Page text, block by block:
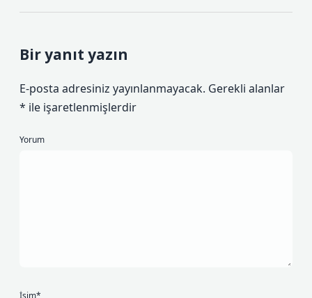
Bir yanıt yazın
E-posta adresiniz yayınlanmayacak. Gerekli alanlar
* ile işaretlenmişlerdir
Yorum
İsim*